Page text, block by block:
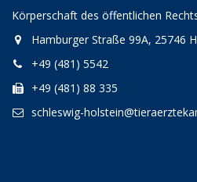
Körperschaft des öffentlichen
Hamburger Straße 99A, 25746
+49 (481) 5542
+49 (481) 88 335
schleswig-